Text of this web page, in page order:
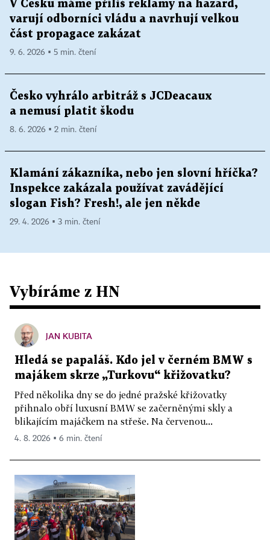
V Česku máme příliš reklamy na hazard,
varují odborníci vládu a navrhují velkou
část propagace zakázat
9. 6. 2026 ▪ 5 min. čtení
Česko vyhrálo arbitráž s JCDeacaux
a nemusí platit škodu
8. 6. 2026 ▪ 2 min. čtení
Klamání zákazníka, nebo jen slovní hříčka?
Inspekce zakázala používat zavádějící
slogan Fish? Fresh!, ale jen někde
29. 4. 2026 ▪ 3 min. čtení
Vybíráme z HN
JAN KUBITA
Hledá se papaláš. Kdo jel v černém BMW s
majákem skrze „Turkovu“ křižovatku?
Před několika dny se do jedné pražské křižovatky
přihnalo obří luxusní BMW se začerněnými skly a
blikajícím majáčkem na střeše. Na červenou...
4. 8. 2026 ▪ 6 min. čtení